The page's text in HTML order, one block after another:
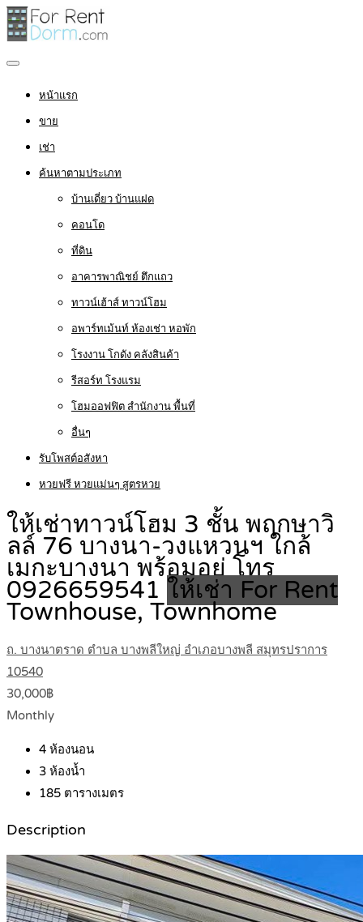
หน้าแรก
ขาย
เช่า
ค้นหาตามประเภท
บ้านเดี่ยว บ้านแฝด
คอนโด
ที่ดิน
อาคารพาณิชย์ ตึกแถว
ทาวน์เฮ้าส์ ทาวน์โฮม
อพาร์ทเม้นท์ ห้องเช่า หอพัก
โรงงาน โกดัง คลังสินค้า
รีสอร์ท โรงแรม
โฮมออฟฟิต สำนักงาน พื้นที่
อื่นๆ
รับโพสต์อสังหา
หวยฟรี หวยแม่นๆ สูตรหวย
ให้เช่าทาวน์โฮม 3 ชั้น พฤกษาวิ
ลล์ 76 บางนา-วงแหวนฯ ใกล้
เมกะบางนา พร้อมอยู่ โทร
0926659541 ให้เช่า For Rent
Townhouse, Townhome
ถ. บางนาตราด ตำบล บางพลีใหญ่ อำเภอบางพลี สมุทรปราการ
10540
30,000฿
Monthly
4 ห้องนอน
3 ห้องน้ำ
185 ตารางเมตร
Description